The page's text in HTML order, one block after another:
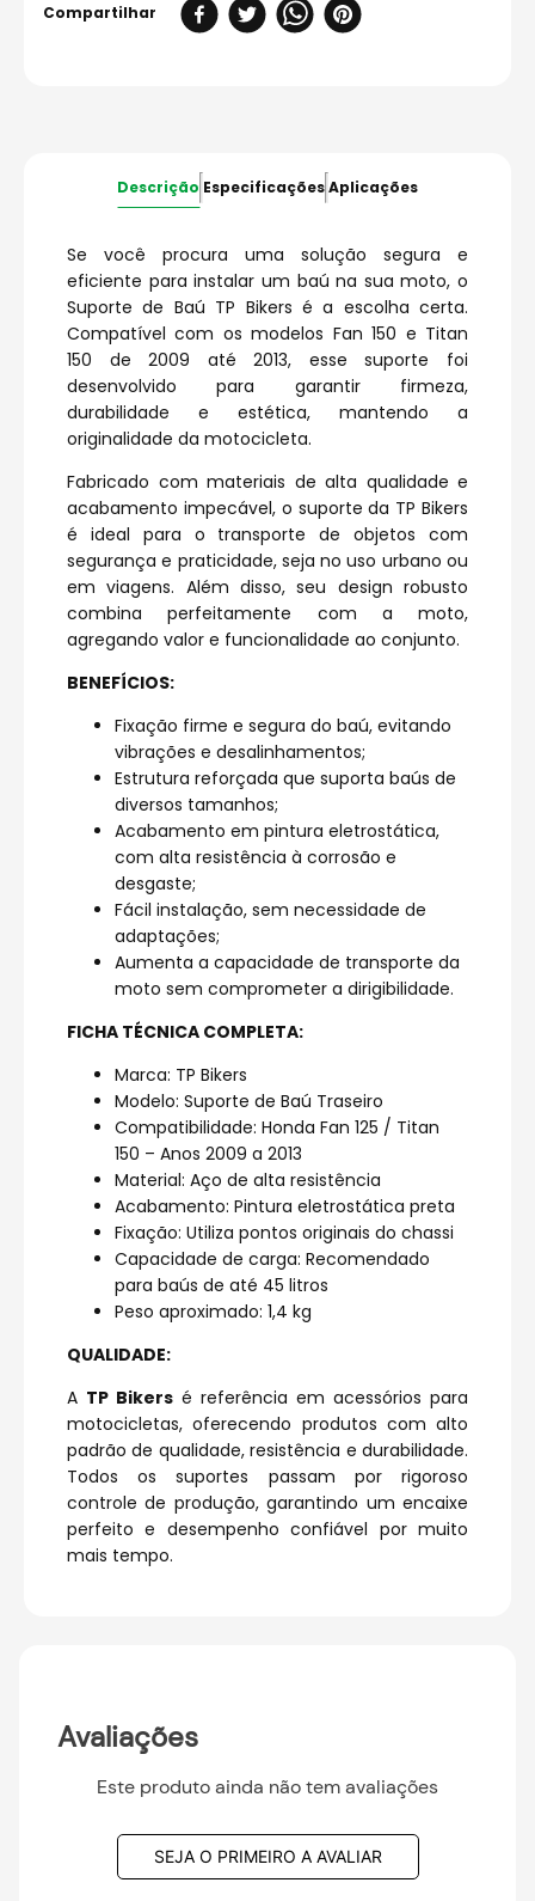
Descrição EspecificaçõesAplicações
Se você procura uma solução segura e
eficiente para instalar um baú na sua moto, o
Suporte de Baú TP Bikers é a escolha certa.
Compatível com os modelos Fan 150 e Titan
150 de 2009 até 2013, esse suporte foi
desenvolvido para garantir firmeza,
durabilidade e estética, mantendo a
originalidade da motocicleta.
Fabricado com materiais de alta qualidade e
acabamento impecável, o suporte da TP Bikers
é ideal para o transporte de objetos com
segurança e praticidade, seja no uso urbano ou
em viagens. Além disso, seu design robusto
combina perfeitamente com a moto,
agregando valor e funcionalidade ao conjunto.
BENEFÍCIOS:
Fixação firme e segura do baú, evitando
vibrações e desalinhamentos;
Estrutura reforçada que suporta baús de
diversos tamanhos;
Acabamento em pintura eletrostática,
com alta resistência à corrosão e
desgaste;
Fácil instalação, sem necessidade de
adaptações;
Aumenta a capacidade de transporte da
moto sem comprometer a dirigibilidade.
FICHA TÉCNICA COMPLETA:
Marca: TP Bikers
Modelo: Suporte de Baú Traseiro
Compatibilidade: Honda Fan 125 / Titan
150 – Anos 2009 a 2013
Material: Aço de alta resistência
Acabamento: Pintura eletrostática preta
Fixação: Utiliza pontos originais do chassi
Capacidade de carga: Recomendado
para baús de até 45 litros
Peso aproximado: 1,4 kg
QUALIDADE:
A TP Bikers é referência em acessórios para
motocicletas, oferecendo produtos com alto
padrão de qualidade, resistência e durabilidade.
Todos os suportes passam por rigoroso
controle de produção, garantindo um encaixe
perfeito e desempenho confiável por muito
mais tempo.
Avaliações
Este produto ainda não tem avaliações
SEJA O PRIMEIRO A AVALIAR